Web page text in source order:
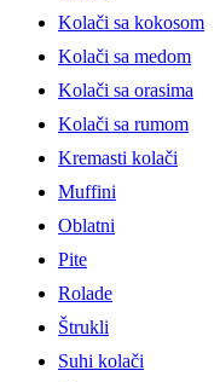
Kolači sa kokosom
Kolači sa medom
Kolači sa orasima
Kolači sa rumom
Kremasti kolači
Muffini
Oblatni
Pite
Rolade
Štrukli
Suhi kolači